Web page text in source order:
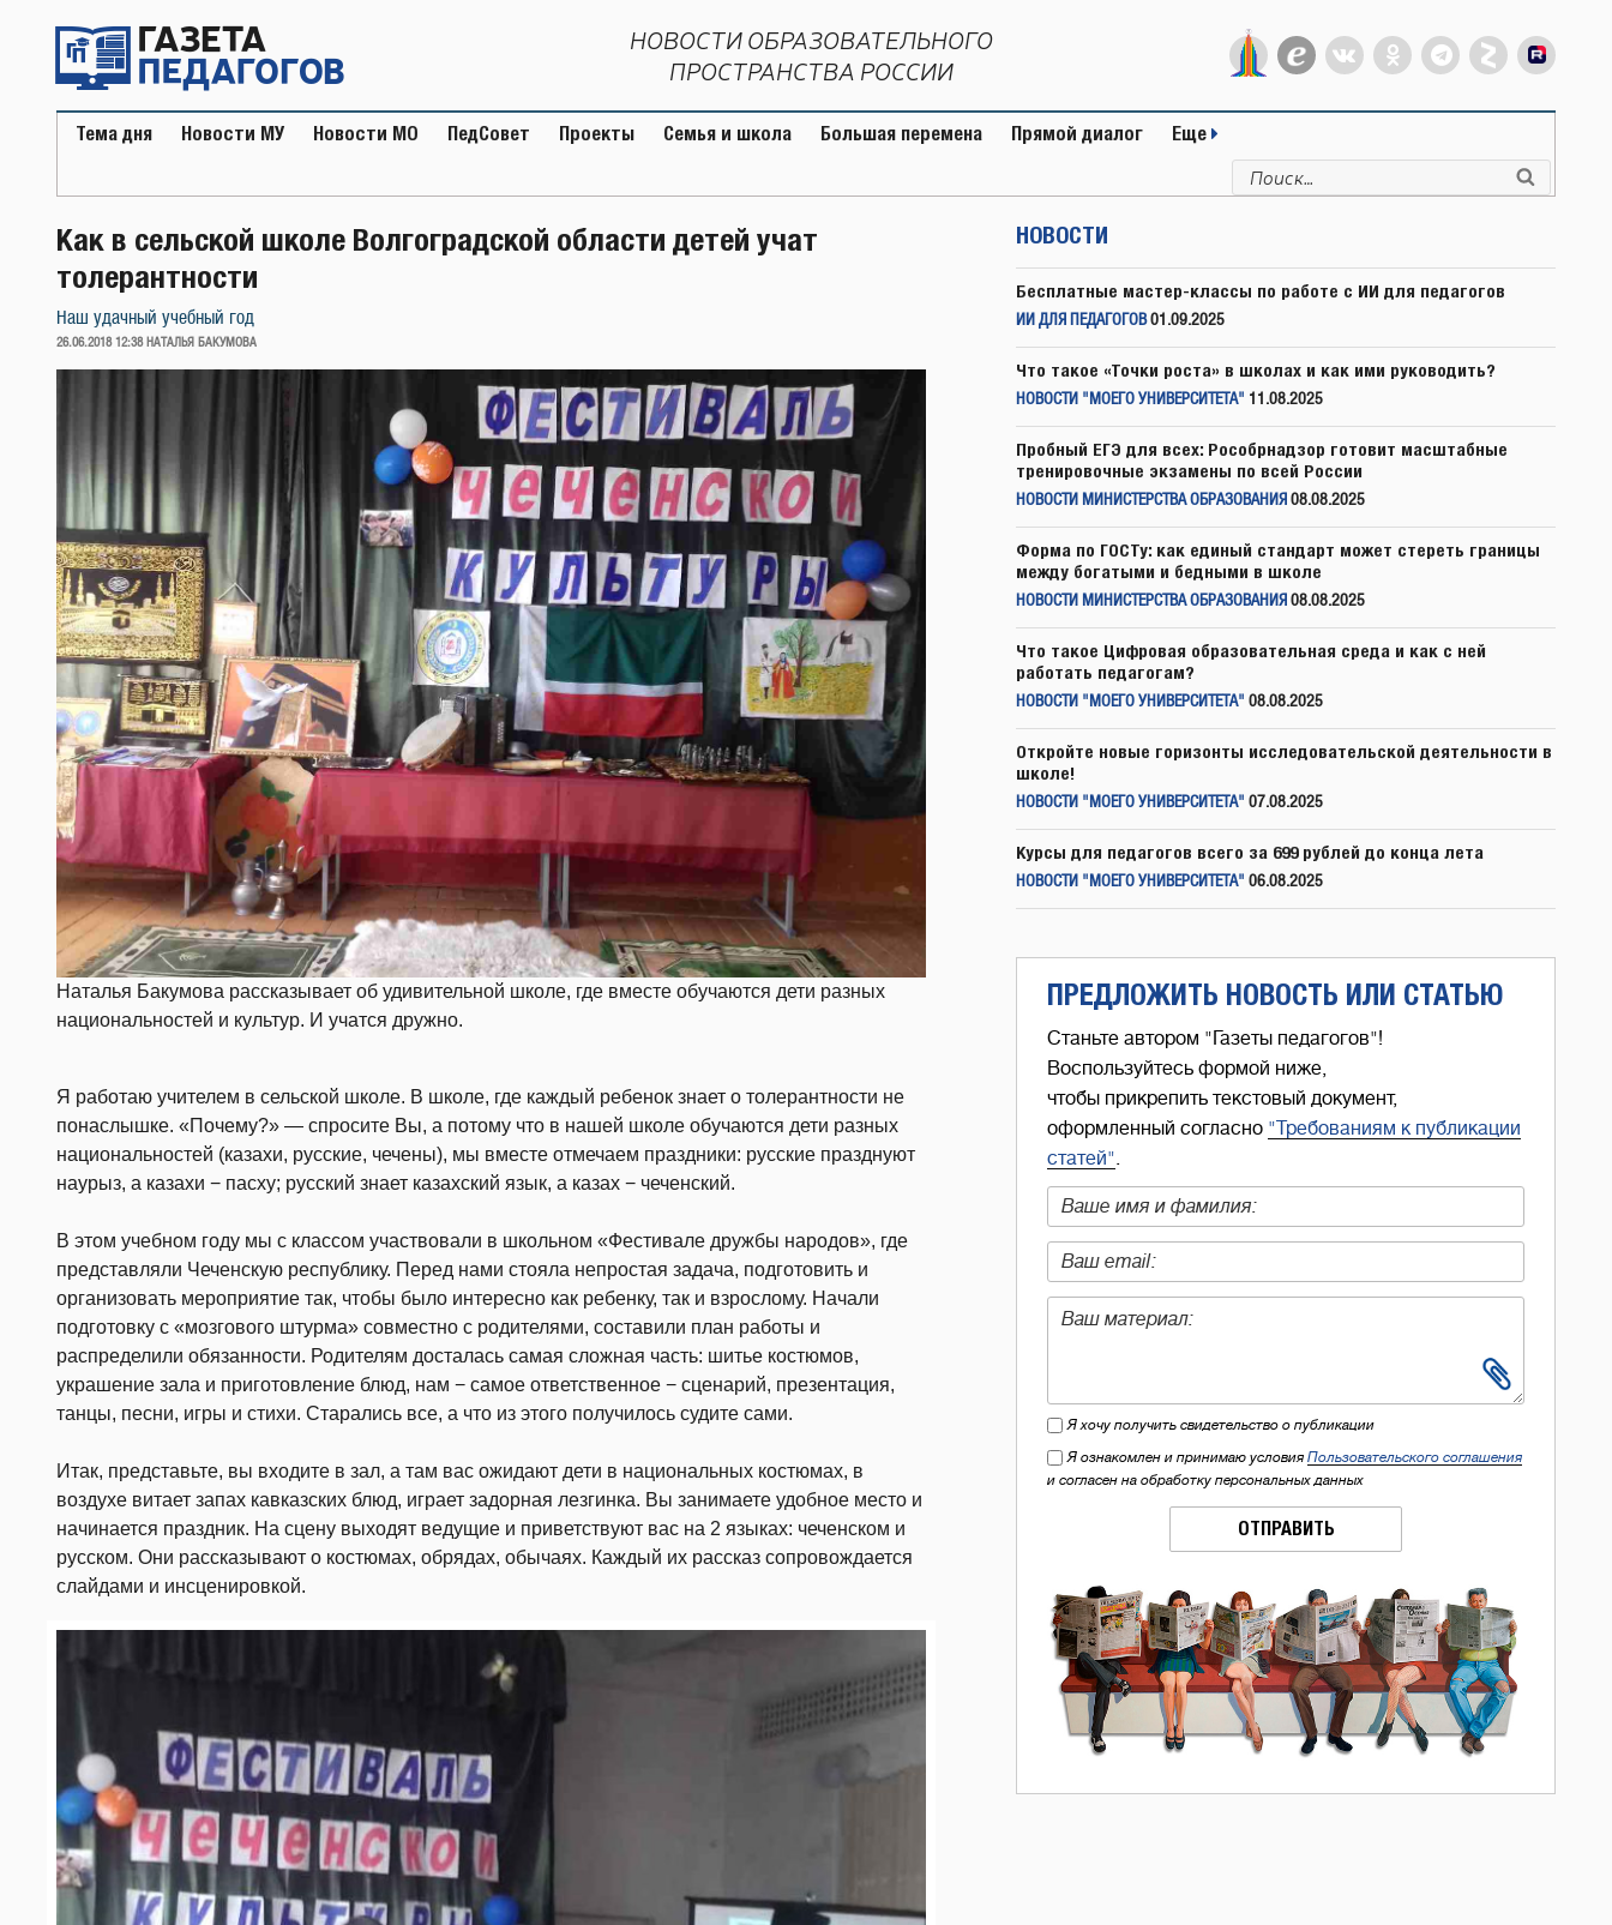
содержимому
НОВОСТИ ОБРАЗОВАТЕЛЬНОГО
ПРОСТРАНСТВА РОССИИ
Тема дня Новости МУ Новости МО ПедСовет Проекты Семья и школа Большая перемена Прямой диалог Еще
Искать:
Как в сельской школе Волгоградской области детей учат
толерантности
Наш удачный учебный год
ОПУБЛИКОВАНО
26.06.2018 12:38 НАТАЛЬЯ БАКУМОВА
Наталья Бакумова рассказывает об удивительной школе, где вместе обучаются дети разных
национальностей и культур. И учатся дружно.
Я работаю учителем в сельской школе. В школе, где каждый ребенок знает о толерантности не
понаслышке. «Почему?» — спросите Вы, а потому что в нашей школе обучаются дети разных
национальностей (казахи, русские, чечены), мы вместе отмечаем праздники: русские празднуют
наурыз, а казахи − пасху; русский знает казахский язык, а казах − чеченский.
В этом учебном году мы с классом участвовали в школьном «Фестивале дружбы народов», где
представляли Чеченскую республику. Перед нами стояла непростая задача, подготовить и
организовать мероприятие так, чтобы было интересно как ребенку, так и взрослому. Начали
подготовку с «мозгового штурма» совместно с родителями, составили план работы и
распределили обязанности. Родителям досталась самая сложная часть: шитье костюмов,
украшение зала и приготовление блюд, нам − самое ответственное − сценарий, презентация,
танцы, песни, игры и стихи. Старались все, а что из этого получилось судите сами.
Итак, представьте, вы входите в зал, а там вас ожидают дети в национальных костюмах, в
воздухе витает запах кавказских блюд, играет задорная лезгинка. Вы занимаете удобное место и
начинается праздник. На сцену выходят ведущие и приветствуют вас на 2 языках: чеченском и
русском. Они рассказывают о костюмах, обрядах, обычаях. Каждый их рассказ сопровождается
слайдами и инсценировкой.
НОВОСТИ
Бесплатные мастер-классы по работе с ИИ для педагогов
ИИ ДЛЯ ПЕДАГОГОВ 01.09.2025
Что такое «Точки роста» в школах и как ими руководить?
НОВОСТИ "МОЕГО УНИВЕРСИТЕТА" 11.08.2025
Пробный ЕГЭ для всех: Рособрнадзор готовит масштабные
тренировочные экзамены по всей России
НОВОСТИ МИНИСТЕРСТВА ОБРАЗОВАНИЯ 08.08.2025
Форма по ГОСТу: как единый стандарт может стереть границы
между богатыми и бедными в школе
НОВОСТИ МИНИСТЕРСТВА ОБРАЗОВАНИЯ 08.08.2025
Что такое Цифровая образовательная среда и как с ней
работать педагогам?
НОВОСТИ "МОЕГО УНИВЕРСИТЕТА" 08.08.2025
Откройте новые горизонты исследовательской деятельности в
школе!
НОВОСТИ "МОЕГО УНИВЕРСИТЕТА" 07.08.2025
Курсы для педагогов всего за 699 рублей до конца лета
НОВОСТИ "МОЕГО УНИВЕРСИТЕТА" 06.08.2025
ПРЕДЛОЖИТЬ НОВОСТЬ ИЛИ СТАТЬЮ
Станьте автором "Газеты педагогов"!
Воспользуйтесь формой ниже,
чтобы прикрепить текстовый документ,
оформленный согласно "Требованиям к публикации
статей".
Я хочу получить свидетельство о публикации
Я ознакомлен и принимаю условия Пользовательского соглашения
и согласен на обработку персональных данных
ОТПРАВИТЬ